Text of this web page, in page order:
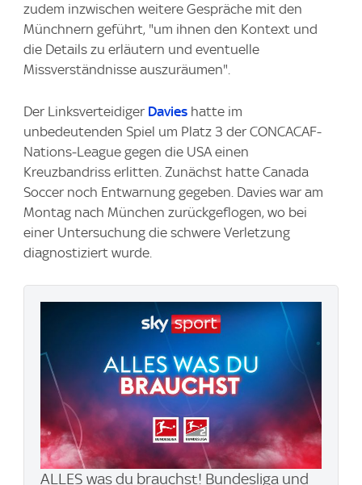
zudem inzwischen weitere Gespräche mit den
Münchnern geführt, "um ihnen den Kontext und
die Details zu erläutern und eventuelle
Missverständnisse auszuräumen".
Der Linksverteidiger Davies hatte im
unbedeutenden Spiel um Platz 3 der CONCACAF-
Nations-League gegen die USA einen
Kreuzbandriss erlitten. Zunächst hatte Canada
Soccer noch Entwarnung gegeben. Davies war am
Montag nach München zurückgeflogen, wo bei
einer Untersuchung die schwere Verletzung
diagnostiziert wurde.
ALLES was du brauchst! Bundesliga und